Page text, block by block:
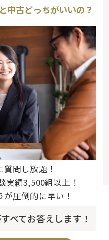
中古どっちがいいの？
問し放題！
実績3,500組以上！
圧倒的に早い！
べてお答えします！